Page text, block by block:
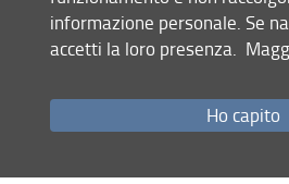
Masaoud Badawi e Salah Shaker,
direttore e vice-direttore degli
degli studi archeologici della
siriani con comunicazioni su Tell Afis
la valle dell’Oronte.
informazione personale. Se
accetti la loro presenza.
Ho capito